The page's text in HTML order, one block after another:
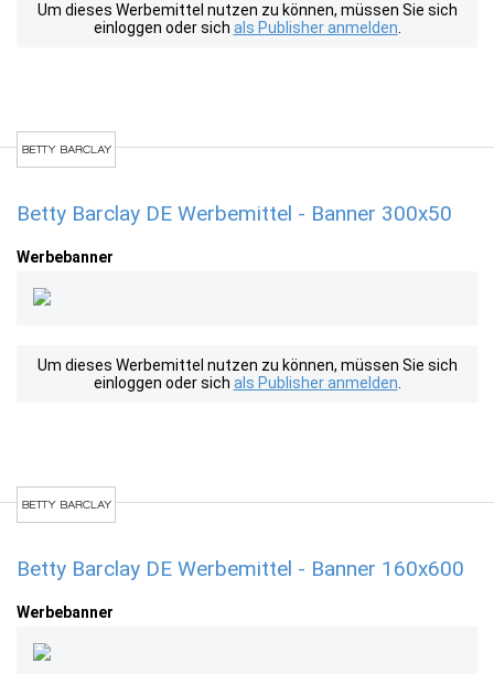
Um dieses Werbemittel nutzen zu können, müssen Sie sich
einloggen oder sich als Publisher anmelden
Betty Barclay DE Werbemittel - Banner 300x50
Werbebanner
Um dieses Werbemittel nutzen zu können, müssen Sie sich
einloggen oder sich als Publisher anmelden
Betty Barclay DE Werbemittel - Banner 160x600
Werbebanner